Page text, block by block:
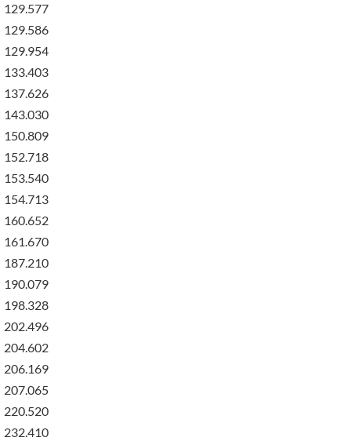
129.577
129.586
129.954
133.403
137.626
143.030
150.809
152.718
153.540
154.713
160.652
161.670
187.210
190.079
198.328
202.496
204.602
206.169
207.065
220.520
232.410